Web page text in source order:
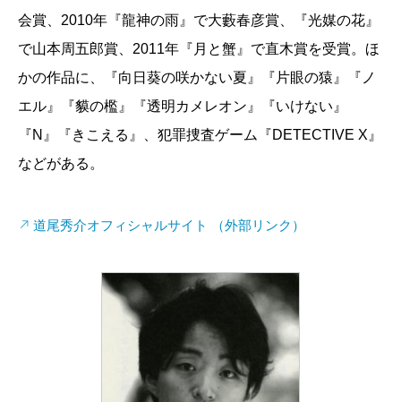
会賞、2010年『龍神の雨』で大藪春彦賞、『光媒の花』
で山本周五郎賞、2011年『月と蟹』で直木賞を受賞。ほ
かの作品に、『向日葵の咲かない夏』『片眼の猿』『ノ
エル』『貘の檻』『透明カメレオン』『いけない』
『N』『きこえる』、犯罪捜査ゲーム『DETECTIVE X』
などがある。
道尾秀介オフィシャルサイト （外部リンク）